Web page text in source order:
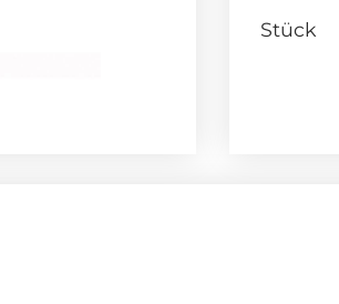
Stück